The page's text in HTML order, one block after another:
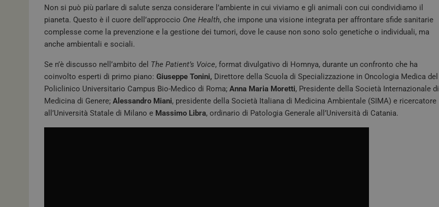
Non si può più parlare di salute senza considerare l’ambiente in cui viviamo e gli animali con cui condividiamo il
pianeta. Questo è il cuore dell’approccio One Health, che impone una visione integrata per affrontare sfide sanitarie
complesse come la prevenzione e la gestione dei tumori, dove le cause non sono solo genetiche o individuali, ma
anche ambientali e sociali.
Se n’è discusso nell’ambito del The Patient’s Voice, format divulgativo di Homnya, durante un confronto che ha
coinvolto esperti di primo piano: Giuseppe Tonini, Direttore della Scuola di Specializzazione in Oncologia Medica del
Policlinico Universitario Campus Bio-Medico di Roma; Anna Maria Moretti, Presidente della Società Internazionale di
Medicina di Genere; Alessandro Miani, presidente della Società Italiana di Medicina Ambientale (SIMA) e ricercatore
all’Università Statale di Milano e Massimo Libra, ordinario di Patologia Generale all’Università di Catania.